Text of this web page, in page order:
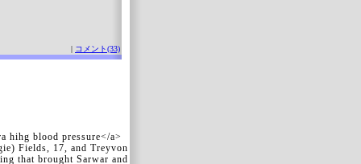
| コメント(33)
blood pressure</a>
Fields, 17, and Treyvon
that brought Sarwar and